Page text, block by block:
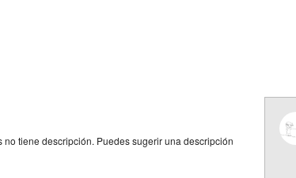
tiene descripción. Puedes sugerir una descripción